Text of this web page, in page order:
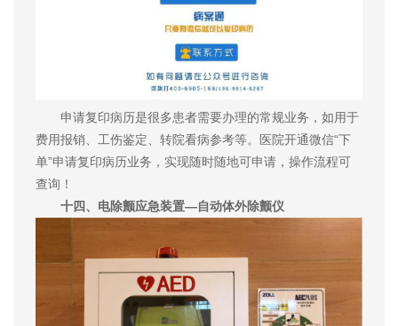
申请复印病历是很多患者需要办理的常规业务，如用于
费用报销、工伤鉴定、转院看病参考等。医院开通微信“下
单”申请复印病历业务，实现随时随地可申请，操作流程可
查询！
十四、电除颤应急装置—自动体外除颤仪